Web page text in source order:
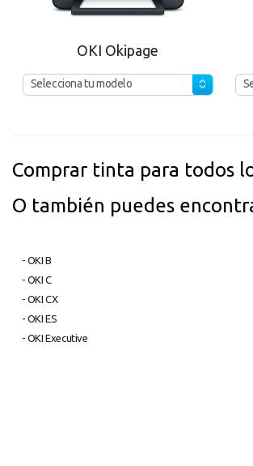
OKI Okipage
Selecciona tu modelo
Comprar tinta para todos
O también puedes
- OKI B
- OKI C
- OKI CX
- OKI ES
- OKI Executive